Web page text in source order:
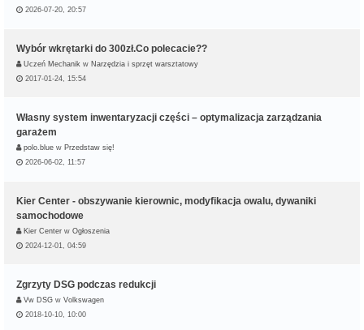
2026-07-20, 20:57
Wybór wkrętarki do 300zł.Co polecacie??
Uczeń Mechanik w Narzędzia i sprzęt warsztatowy
2017-01-24, 15:54
Własny system inwentaryzacji części – optymalizacja zarządzania
garażem
polo.blue w Przedstaw się!
2026-06-02, 11:57
Kier Center - obszywanie kierownic, modyfikacja owalu, dywaniki
samochodowe
Kier Center w Ogłoszenia
2024-12-01, 04:59
Zgrzyty DSG podczas redukcji
Vw DSG w Volkswagen
2018-10-10, 10:00